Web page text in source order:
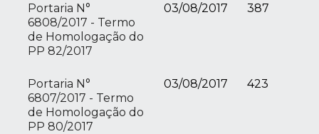
Portaria N°
6808/2017 - Termo
de Homologação do
PP 82/2017
03/08/2017 387
Portaria N°
6807/2017 - Termo
de Homologação do
PP 80/2017
03/08/2017 423